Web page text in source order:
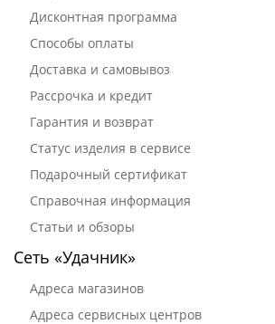
Дисконтная программа
Способы оплаты
Доставка и самовывоз
Рассрочка и кредит
Гарантия и возврат
Статус изделия в сервисе
Подарочный сертификат
Справочная информация
Статьи и обзоры
Сеть «Удачник»
Адреса магазинов
Адреса сервисных центров